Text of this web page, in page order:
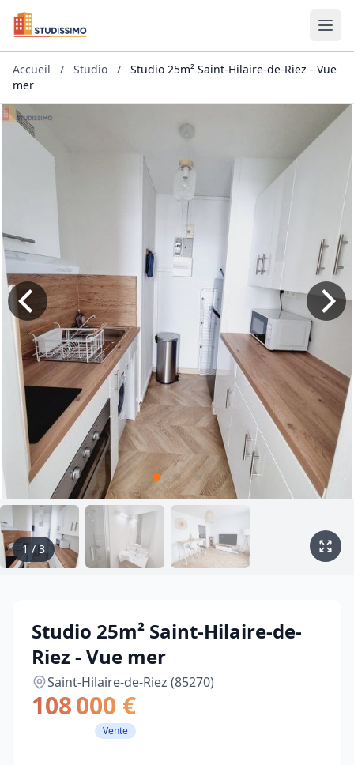
Accueil / Studio /
Studio 25m² Saint-Hilaire-de-Riez - Vue
mer
1/3
Studio 25m² Saint-Hilaire-de-
Riez - Vue mer
Saint-Hilaire-de-Riez (85270)
108 000 €
Vente